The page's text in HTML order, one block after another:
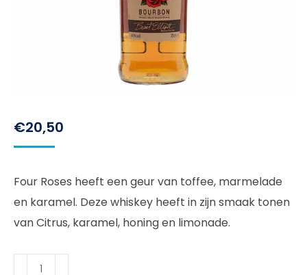
€20,50
Four Roses heeft een geur van toffee, marmelade
en karamel. Deze whiskey heeft in zijn smaak tonen
van Citrus, karamel, honing en limonade.